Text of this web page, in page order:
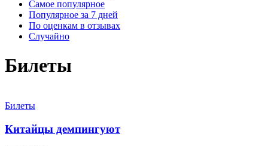
Самое популярное
Популярное за 7 дней
По оценкам в отзывах
Случайно
Билеты
Билеты
Китайцы демпингуют